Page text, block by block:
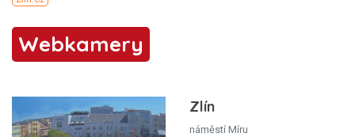
Webkamery
Zlín
náměstí Míru